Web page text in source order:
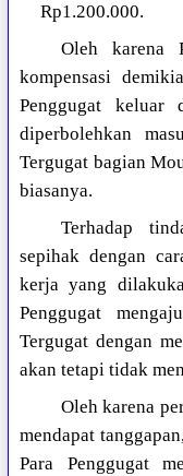
Rp1.200.000.
Oleh karena
kompensasi
Penggugat keluar
diperbolehkan
Tergugat bagian
biasanya.
Terhadap
sepihak dengan
kerja yang
Penggugat
Tergugat dengan
akan tetapi tidak
Oleh karena
mendapat
Para Penggugat